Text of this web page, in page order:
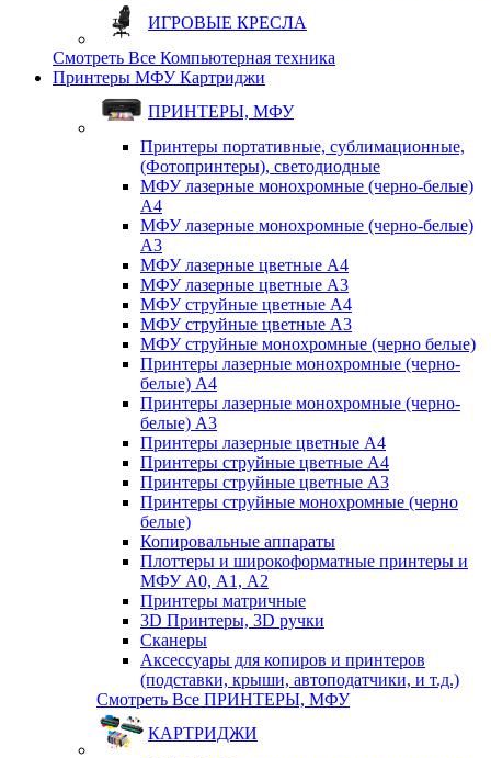
ИГРОВЫЕ КРЕСЛА
Смотреть Все Компьютерная техника
Принтеры МФУ Картриджи
ПРИНТЕРЫ, МФУ
Принтеры портативные, сублимационные,
(Фотопринтеры), светодиодные
МФУ лазерные монохромные (черно-белые)
A4
МФУ лазерные монохромные (черно-белые)
A3
МФУ лазерные цветные A4
МФУ лазерные цветные A3
МФУ струйные цветные A4
МФУ струйные цветные A3
МФУ струйные монохромные (черно белые)
Принтеры лазерные монохромные (черно-
белые) A4
Принтеры лазерные монохромные (черно-
белые) A3
Принтеры лазерные цветные A4
Принтеры струйные цветные A4
Принтеры струйные цветные A3
Принтеры струйные монохромные (черно
белые)
Копировальные аппараты
Плоттеры и широкоформатные принтеры и
МФУ А0, А1, А2
Принтеры матричные
3D Принтеры, 3D ручки
Сканеры
Аксессуары для копиров и принтеров
(подставки, крыши, автоподатчики, и т.д.)
Смотреть Все ПРИНТЕРЫ, МФУ
КАРТРИДЖИ